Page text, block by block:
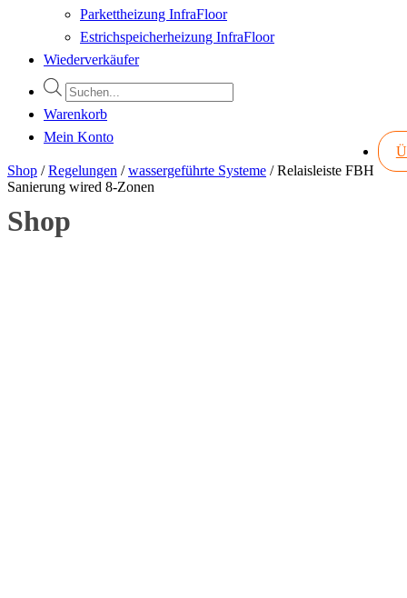
Parkettheizung InfraFloor
Estrichspeicherheizung InfraFloor
Wiederverkäufer
Products
search
Warenkorb
Mein Konto
Shop /Regelungen /wassergeführte Systeme /Relaisleiste FBH
Sanierung wired 8-Zonen
Shop